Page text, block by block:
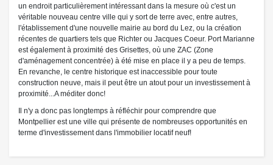
un endroit particulièrement intéressant dans la mesure où c'est un
véritable nouveau centre ville qui y sort de terre avec, entre autres,
l'établissement d'une nouvelle mairie au bord du Lez, ou la création
récentes de quartiers tels que Richter ou Jacques Coeur. Port Marianne
est également à proximité des Grisettes, où une ZAC (Zone
d'aménagement concentrée) à été mise en place il y a peu de temps.
En revanche, le centre historique est inaccessible pour toute
construction neuve, mais il peut être un atout pour un investissement à
proximité...A méditer donc!
Il n'y a donc pas longtemps à réfléchir pour comprendre que
Montpellier est une ville qui présente de nombreuses opportunités en
terme d'investissement dans l'immobilier locatif neuf!